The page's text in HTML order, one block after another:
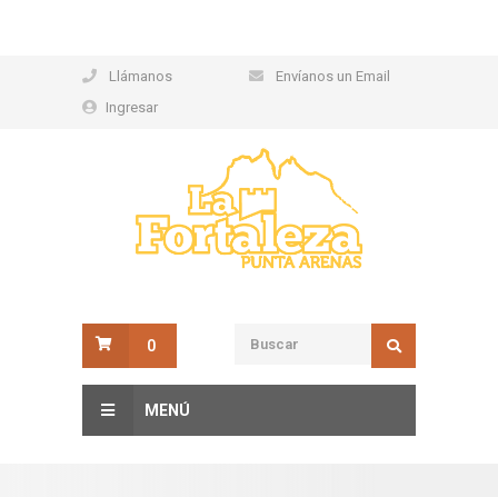
Llámanos
Envíanos un Email
Ingresar
0
MENÚ